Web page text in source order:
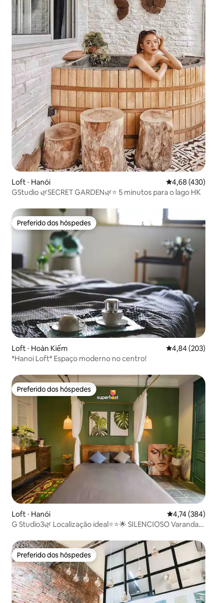
Loft ⋅ Hanói 4,68 de uma
4,68 (430)
GStudio 🌿SECRET GARDEN🌿⭐️ 5 minutos para o lago HK
Preferido dos hóspedes
Preferido dos hóspedes
Loft ⋅ Hoàn Kiếm 4,84 de uma
4,84 (203)
*Hanoi Loft* Espaço moderno no centro!
Preferido dos hóspedes
Preferido dos hóspedes
Loft ⋅ Hanói 4,74 de uma
4,74 (384)
G Studio3🌿 Localização ideal⭐️⭐️🌟 SILENCIOSO Varanda
Preferido dos hóspedes
Preferido dos hóspedes